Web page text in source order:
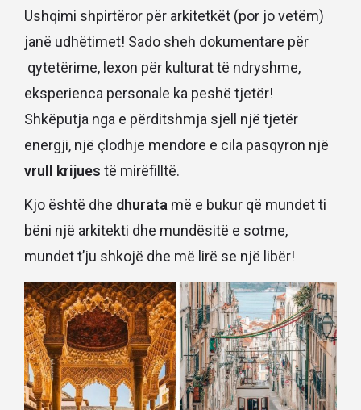
Ushqimi shpirtëror për arkitetkët (por jo vetëm)
janë udhëtimet! Sado sheh dokumentare për
qytetërime, lexon për kulturat të ndryshme,
eksperienca personale ka peshë tjetër!
Shkëputja nga e përditshmja sjell një tjetër
energji, një çlodhje mendore e cila pasqyron një
vrull krijues të mirëfilltë.
Kjo është dhe dhurata më e bukur që mundet ti
bëni një arkitekti dhe mundësitë e sotme,
mundet t’ju shkojë dhe më lirë se një libër!